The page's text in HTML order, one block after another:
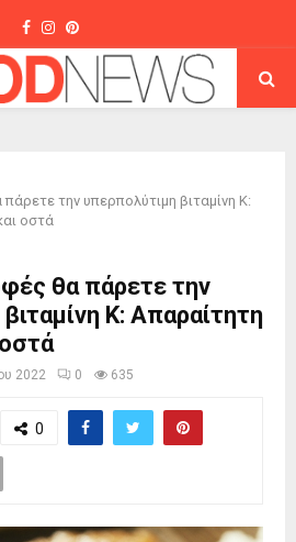
Facebook
Instagram
Pinterest
την υπερπολύτιμη βιταμίνη Κ:
οστά
θα πάρετε την
Κ: Απαραίτητη
2022 0 635
0